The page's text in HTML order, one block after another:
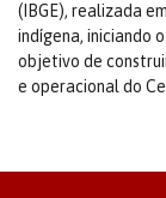
(IBGE), realizada
indígena, iniciando
objetivo de
e operacional do